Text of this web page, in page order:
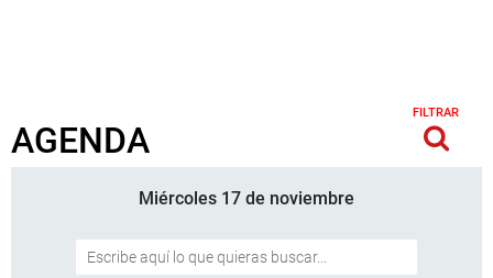
AGENDA
FILTRAR
Miércoles 17 de noviembre